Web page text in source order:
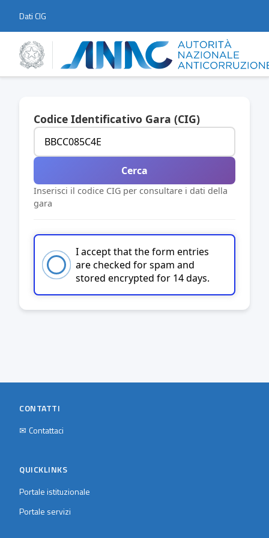
Dati CIG
Codice Identificativo Gara (CIG)
Cerca
Inserisci il codice CIG per consultare i dati della
gara
I accept that the form entries
are checked for spam and
stored encrypted for 14 days.
CONTATTI
✉ Contattaci
QUICKLINKS
Portale istituzionale
Portale servizi